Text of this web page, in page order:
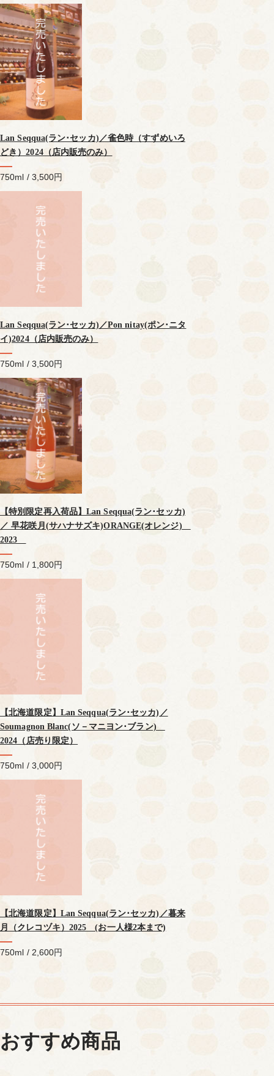
Lan Seqqua(ラン･セッカ)／雀色時（すずめいろ
どき）2024（店内販売のみ）
750ml / 3,500円
Lan Seqqua(ラン･セッカ)／Pon nitay(ポン･ニタ
イ)2024（店内販売のみ）
750ml / 3,500円
【特別限定再入荷品】Lan Seqqua(ラン･セッカ)
／ 早花咲月(サハナサズキ)ORANGE(オレンジ)
2023
750ml / 1,800円
【北海道限定】Lan Seqqua(ラン･セッカ)／
Soumagnon Blanc(ソ－マニヨン･ブラン)
2024（店売り限定）
750ml / 3,000円
【北海道限定】Lan Seqqua(ラン･セッカ)／暮来
月（クレコヅキ）2025 (お一人様2本まで)
750ml / 2,600円
おすすめ商品